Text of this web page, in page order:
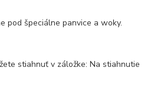
pod špeciálne panvice a woky.
stiahnuť v záložke: Na stiahnutie